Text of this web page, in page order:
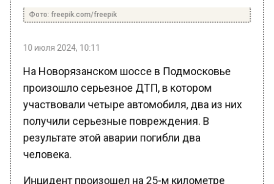
произошло серьезное ДТП, в котором
участвовали четыре автомобиля, два из них
получили серьезные повреждения. В
результате этой аварии погибли два
человека.
Инцидент произошел на 25-м километре